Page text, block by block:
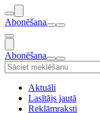
Abonēšana
Abonēšana
Aktuāli
Lasītājs jautā
Reklāmraksti